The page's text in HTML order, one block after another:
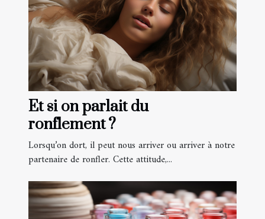
Et si on parlait du
ronflement ?
Lorsqu’on dort, il peut nous arriver ou arriver à notre
partenaire de ronfler. Cette attitude,...